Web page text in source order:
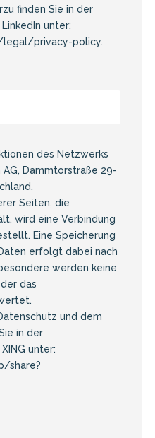
finden Sie in der
unter:
legal/privacy-policy.
des Netzwerks
AG, Dammtorstraße 29-
Seiten, die
wird eine Verbindung
Eine Speicherung
erfolgt dabei nach
werden keine
das
und dem
in der
unter:
share?